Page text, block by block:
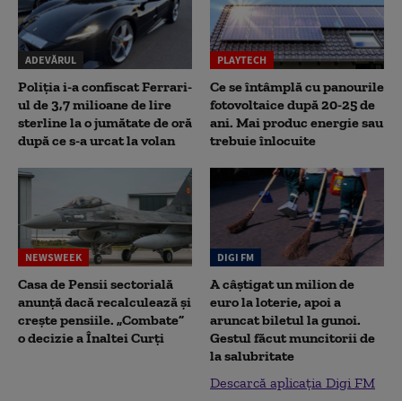
ADEVĂRUL
Poliția i-a confiscat Ferrari-
ul de 3,7 milioane de lire
sterline la o jumătate de oră
după ce s-a urcat la volan
PLAYTECH
Ce se întâmplă cu panourile
fotovoltaice după 20-25 de
ani. Mai produc energie sau
trebuie înlocuite
NEWSWEEK
Casa de Pensii sectorială
anunță dacă recalculează și
crește pensiile. „Combate”
o decizie a Înaltei Curți
DIGI FM
A câștigat un milion de
euro la loterie, apoi a
aruncat biletul la gunoi.
Gestul făcut muncitorii de
la salubritate
Descarcă aplicația Digi FM